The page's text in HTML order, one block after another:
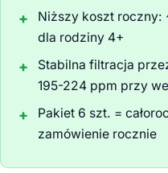
Niższy koszt roczny:
dla rodziny 4+
Stabilna filtracja
195-224 ppm przy
Pakiet 6 szt. =
zamówienie rocznie